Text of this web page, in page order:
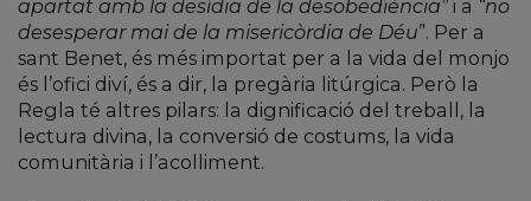
apartat amb la desídia de la desobediència” i a “no
desesperar mai de la misericòrdia de Déu”. Per a
sant Benet, és més importat per a la vida del monjo
és l’ofici diví, és a dir, la pregària litúrgica. Però la
Regla té altres pilars: la dignificació del treball, la
lectura divina, la conversió de costums, la vida
comunitària i l’acolliment.